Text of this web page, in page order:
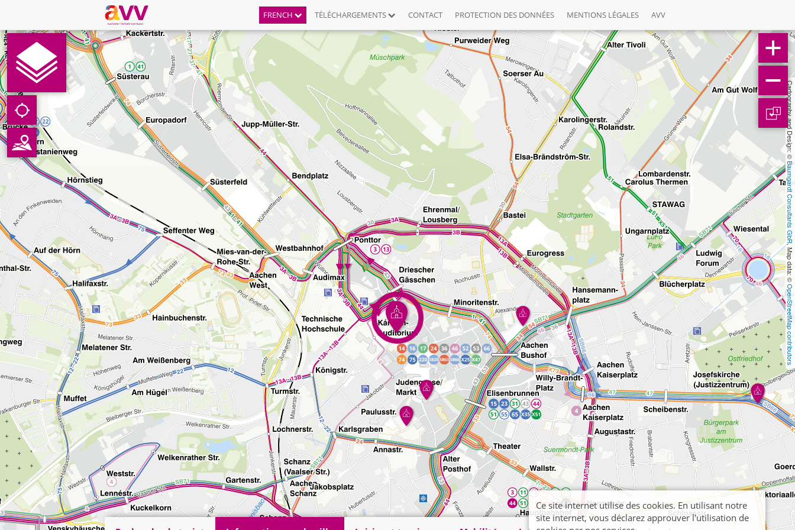
FRENCH TÉLÉCHARGEMENTS CONTACT PROTECTION DES DONNÉES MENTIONS LÉGALES AVV
Cartography and Design: ©
Baumgardt Consultants GbR
, Map data: ©
OpenStreetMap contributors
1
Ce site internet utilise des cookies. En utilisant notre
site internet, vous déclarez approuver l'utilisation de